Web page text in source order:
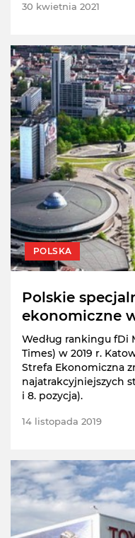
30 kwietnia 2021
POLSKA
Polskie
ekonomiczne
Według rankingu fDi
Times) w 2019 r.
Strefa Ekonomiczna
najatrakcyjniejszych
i 8. pozycja).
14 listopada 2019